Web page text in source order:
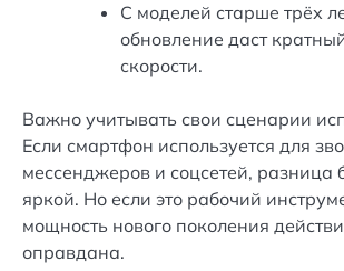
С моделей старше трёх
обновление даст
скорости.
Важно учитывать свои сценарии
Если смартфон используется для
мессенджеров и соцсетей, разница
яркой. Но если это рабочий
мощность нового поколения
оправдана.